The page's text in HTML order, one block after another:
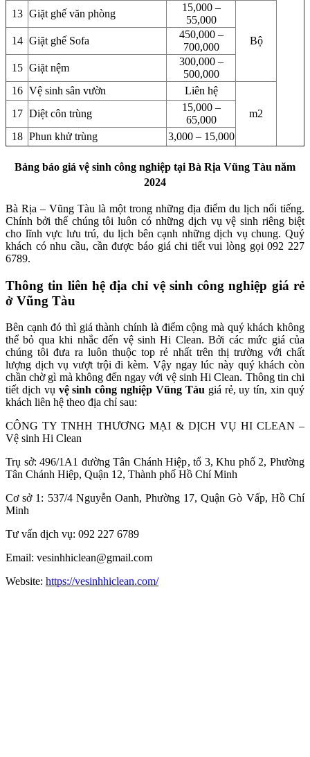
13 Giặt ghế văn phòng
15,000 –
55,000
Bộ
14 Giặt ghế Sofa
450,000 –
700,000
15 Giặt nệm
300,000 –
500,000
16 Vệ sinh sân vườn
Liên hệ
m2
17 Diệt côn trùng
15,000 –
65,000
18 Phun khử trùng 3,000 – 15,000
Bảng báo giá vệ sinh công nghiệp tại Bà Rịa Vũng Tàu năm
2024
Bà Rịa – Vũng Tàu là một trong những địa điểm du lịch nổi tiếng.
Chính bởi thế chúng tôi luôn có những dịch vụ vệ sinh riêng biệt
cho lĩnh vực lưu trú, du lịch bên cạnh những dịch vụ chung. Quý
khách có nhu cầu, cần được báo giá chi tiết vui lòng gọi 092 227
6789.
Thông tin liên hệ địa chỉ vệ sinh công nghiệp giá rẻ
ở Vũng Tàu
Bên cạnh đó thì giá thành chính là điểm cộng mà quý khách không
thể bỏ qua khi nhắc đến vệ sinh Hi Clean. Bởi các mức giá của
chúng tôi đưa ra luôn thuộc top rẻ nhất trên thị trường với chất
lượng dịch vụ vượt trội đi kèm. Vậy ngay lúc này quý khách còn
chần chờ gì mà không đến ngay với vệ sinh Hi Clean. Thông tin chi
tiết dịch vụ vệ sinh công nghiệp Vũng Tàu giá rẻ, uy tín, xin quý
khách liên hệ theo địa chỉ sau:
CÔNG TY TNHH THƯƠNG MẠI & DỊCH VỤ HI CLEAN –
Vệ sinh Hi Clean
Trụ sở: 496/1A1 đường Tân Chánh Hiệp, tổ 3, Khu phố 2, Phường
Tân Chánh Hiệp, Quận 12, Thành phố Hồ Chí Minh
Cơ sở 1: 537/4 Nguyễn Oanh, Phường 17, Quận Gò Vấp, Hồ Chí
Minh
Tư vấn dịch vụ: 092 227 6789
Email: vesinhhiclean@gmail.com
Website: https://vesinhhiclean.com/